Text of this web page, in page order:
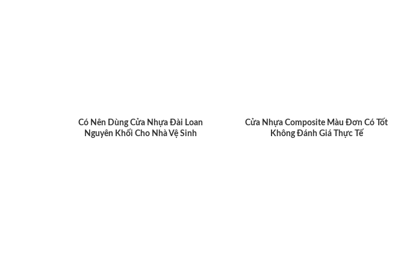
Có Nên Dùng Cửa Nhựa Đài Loan
Nguyên Khối Cho Nhà Vệ Sinh
Cửa Nhựa Composite Màu Đơn Có Tốt
Không Đánh Giá Thực Tế